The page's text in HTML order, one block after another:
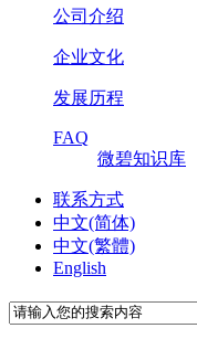
公司介绍
企业文化
发展历程
FAQ
微碧知识库
联系方式
中文(简体)
中文(繁體)
English